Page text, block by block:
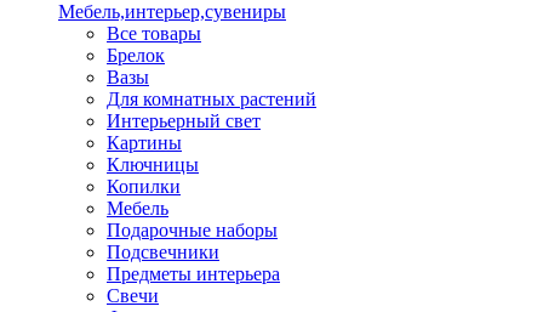
Мебель,интерьер,сувениры
Все товары
Брелок
Вазы
Для комнатных растений
Интерьерный свет
Картины
Ключницы
Копилки
Мебель
Подарочные наборы
Подсвечники
Предметы интерьера
Свечи